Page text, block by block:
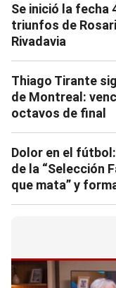
Se inició la fecha
triunfos de
Rivadavia
Thiago Tirante
de Montreal:
octavos de final
Dolor en el
de la “Selección
que mata” y